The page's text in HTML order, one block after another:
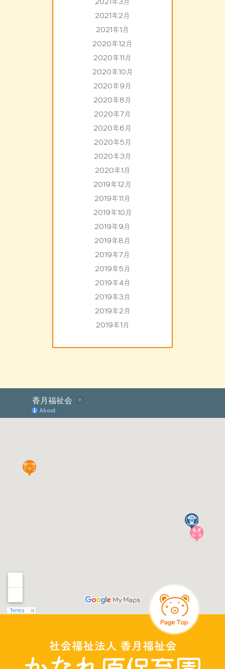
2021年2月
2021年1月
2020年12月
2020年11月
2020年10月
2020年9月
2020年8月
2020年7月
2020年6月
2020年5月
2020年3月
2020年1月
2019年12月
2019年11月
2019年10月
2019年9月
2019年8月
2019年7月
2019年5月
2019年4月
2019年3月
2019年2月
2019年1月